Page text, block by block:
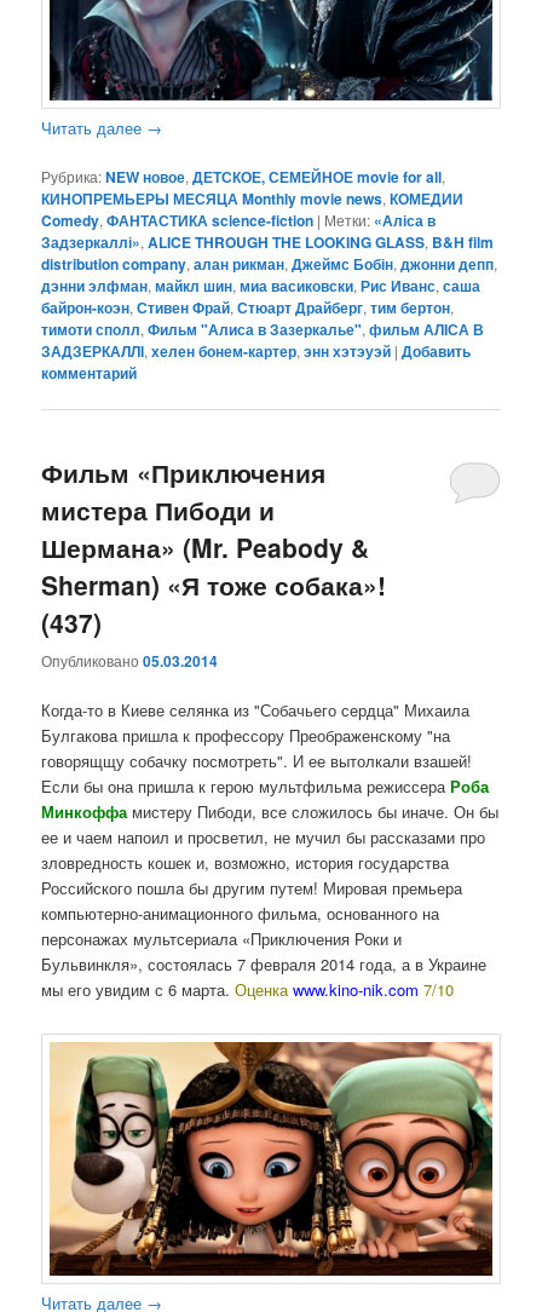
Читать далее →
Рубрика:NEW новое,ДЕТСКОЕ, СЕМЕЙНОЕ movie for all,
КИНОПРЕМЬЕРЫ МЕСЯЦА Monthly movie news,КОМЕДИИ
Comedy,ФАНТАСТИКА science-fiction | Метки: «Аліса в
Задзеркаллі»,ALICE THROUGH THE LOOKING GLASS, B&H film
distribution company,алан рикман,Джеймс Бобін,джонни депп,
дэнни элфман,майкл шин,миа васиковски,Рис Иванс,саша
байрон-коэн,Стивен Фрай,Стюарт Драйберг,тим бертон,
тимоти сполл,Фильм "Алиса в Зазеркалье",фильм АЛІСА В
ЗАДЗЕРКАЛЛІ,хелен бонем-картер,энн хэтэуэй |Добавить
комментарий
Фильм «Приключения
мистера Пибоди и
Шермана» (Mr. Peabody &
Sherman) «Я тоже собака»!
(437)
Опубликовано05.03.2014
Когда-то в Киеве селянка из "Собачьего сердца" Михаила
Булгакова пришла к профессору Преображенскому "на
говорящщу собачку посмотреть". И ее вытолкали взашей!
Если бы она пришла к герою мультфильма режиссераРоба
Минкоффа мистеру Пибоди, все сложилось бы иначе. Он бы
ее и чаем напоил и просветил, не мучил бы рассказами про
зловредность кошек и, возможно, история государства
Российского пошла бы другим путем! Мировая премьера
компьютерно-анимационного фильма, основанного на
персонажах мультсериала «Приключения Роки и
Бульвинкля», состоялась 7 февраля 2014 года, а в Украине
мы его увидим с 6 марта.Оценкаwww.kino-nik.com7/10
Читать далее →